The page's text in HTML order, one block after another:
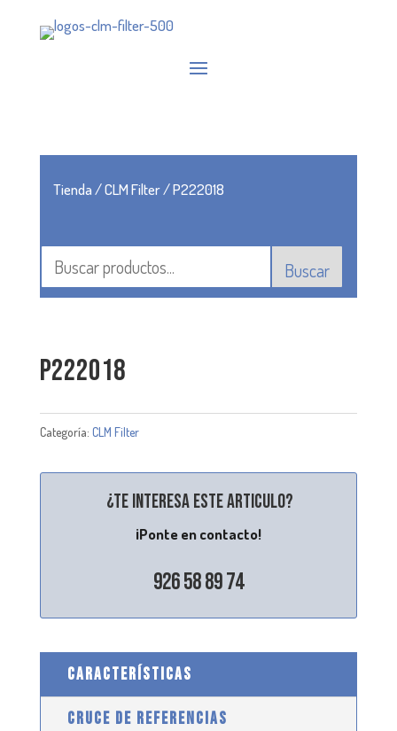
Tienda/CLM Filter/ P222018
Buscar
P222018
Categoría: CLM Filter
¿Te interesa este articulo?
¡Ponte en contacto!
926 58 89 74
CARACTERÍSTICAS
CRUCE DE REFERENCIAS